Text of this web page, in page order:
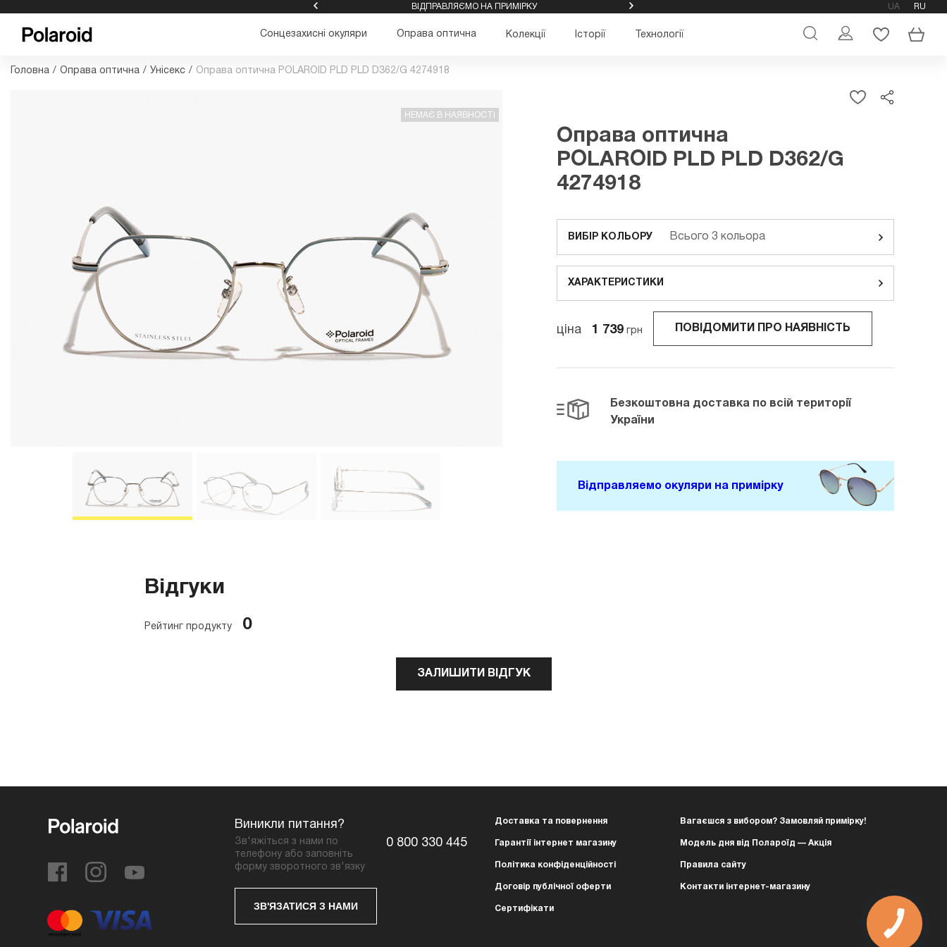
ВІДПРАВЛЯЄМО НА ПРИМІРКУ UA RU
Сонцезахисні окуляри Оправа оптична Колекції Історії Технології
Головна / Оправа оптична / Унісекс / Оправа оптична POLAROID PLD PLD D362/G 4274918
НЕМАЄ В НАЯВНОСТІ
Оправа оптична
POLAROID PLD PLD D362/G
4274918
ВИБІР КОЛЬОРУ Всього 3 кольора
ХАРАКТЕРИСТИКИ
ціна 1 739 грн ПОВІДОМИТИ ПРО НАЯВНІСТЬ
Безкоштовна доставка по всій території
України
Відправляемо окуляри на примірку
Відгуки
Рейтинг продукту 0
ЗАЛИШИТИ ВІДГУК
Виникли питання?
Зв'яжіться з нами по
телефону або заповніть
форму зворотного зв'язку
0 800 330 445
ЗВ'ЯЗАТИСЯ З НАМИ
Доставка та повернення
Гарантії інтернет магазину
Політика конфіденційності
Договір публічної оферти
Сертифікати
Вагаєшся з вибором? Замовляй примірку!
Модель дня від Полароїд — Акція
Правила сайту
Контакти інтернет-магазину